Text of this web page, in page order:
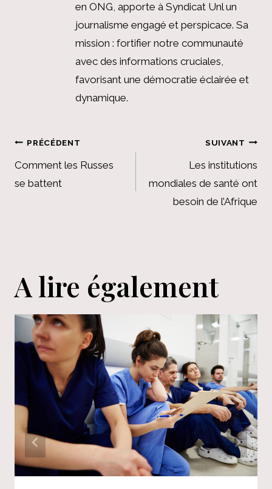
en ONG, apporte à Syndicat Unl un
journalisme engagé et perspicace. Sa
mission : fortifier notre communauté
avec des informations cruciales,
favorisant une démocratie éclairée et
dynamique.
Navigation
de
PRÉCÉDENT
Comment les Russes
se battent
SUIVANT
Les institutions
mondiales de santé ont
besoin de l’Afrique
A lire également